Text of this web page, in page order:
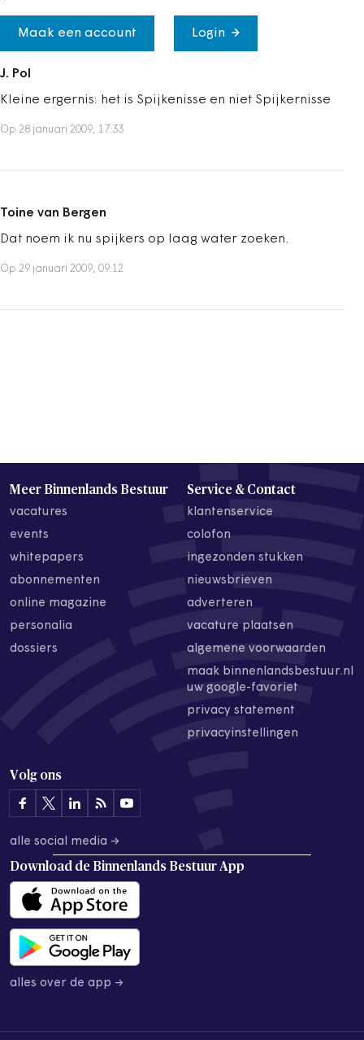
Maak een account Login
J. Pol
Kleine ergernis: het is Spijkenisse en niet Spijkernisse
Op 28 januari 2009, 17:33
Toine van Bergen
Dat noem ik nu spijkers op laag water zoeken.
Op 29 januari 2009, 09:12
Meer Binnenlands Bestuur
vacatures
events
whitepapers
abonnementen
online magazine
personalia
dossiers
Service & Contact
klantenservice
colofon
ingezonden stukken
nieuwsbrieven
adverteren
vacature plaatsen
algemene voorwaarden
maak binnenlandsbestuur.nl
uw google-favoriet
privacy statement
privacyinstellingen
Volg ons
alle social media →
Download de Binnenlands Bestuur App
alles over de app →